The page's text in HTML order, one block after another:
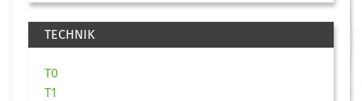
TECHNIK
T0
T1